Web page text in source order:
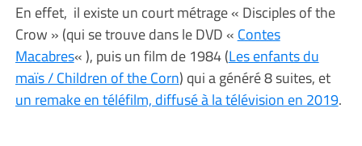
En effet, il existe un court métrage « Disciples of the
Crow » (qui se trouve dans le DVD « Contes
Macabres« ), puis un film de 1984 (Les enfants du
maïs / Children of the Corn) qui a généré 8 suites, et
un remake en téléfilm, diffusé à la télévision en 2019.